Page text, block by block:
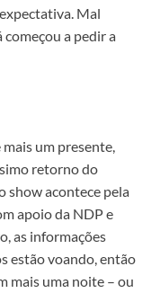
Mal
começou a pedir a
um presente,
retorno do
show acontece pela
apoio da NDP e
as informações
estão voando, então
mais uma noite – ou